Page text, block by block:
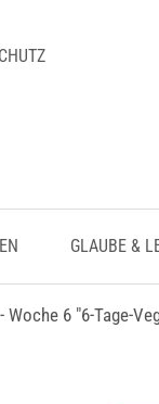
GLAUBE &
Woche 6 "6-Tage-